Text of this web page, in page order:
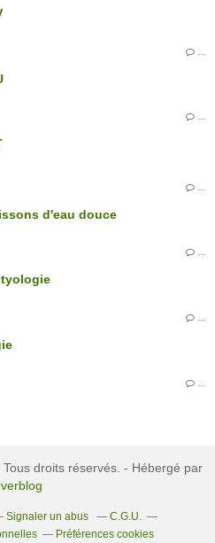
d'eau douce
…
droits réservés. - Hébergé par
Signaler un abus
C.G.U.
Préférences cookies